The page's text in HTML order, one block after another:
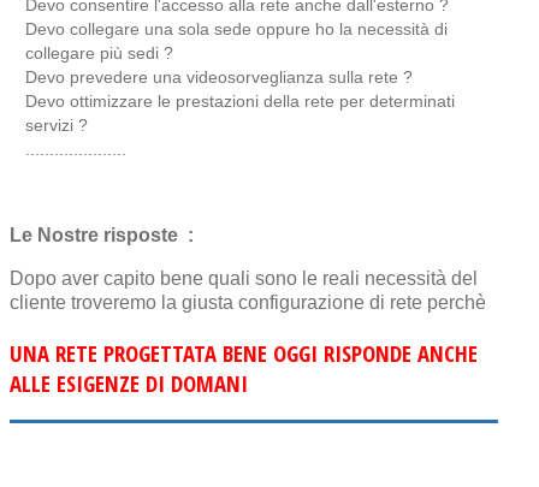
Devo consentire l'accesso alla rete anche dall'esterno ?
Devo collegare una sola sede oppure ho la necessità di
collegare più sedi ?
Devo prevedere una videosorveglianza sulla rete ?
Devo ottimizzare le prestazioni della rete per determinati
servizi ?
Le Nostre risposte :
Dopo aver capito bene quali sono le reali necessità del
cliente troveremo la giusta configurazione di rete perchè
UNA RETE PROGETTATA BENE OGGI RISPONDE ANCHE
ALLE ESIGENZE DI DOMANI